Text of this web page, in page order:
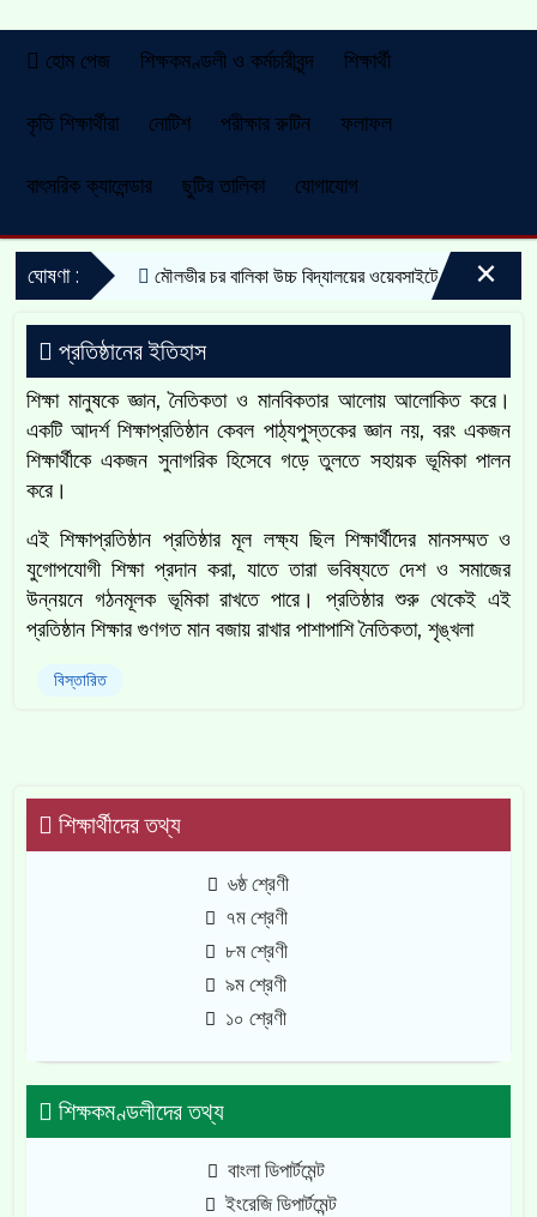
হোম পেজ শিক্ষকমণ্ডলী ও কর্মচারীবৃন্দ শিক্ষার্থী
কৃতি শিক্ষার্থীরা নোটিশ পরীক্ষার রুটিন ফলাফল
বাৎসরিক ক্যালেন্ডার ছুটির তালিকা যোগাযোগ
ঘোষণা : মৌলভীর চর বালিকা উচ্চ বিদ্যালয়ের ওয়েবসাইটে আপনাকে×
প্রতিষ্ঠানের ইতিহাস
শিক্ষা মানুষকে জ্ঞান, নৈতিকতা ও মানবিকতার আলোয় আলোকিত করে।
একটি আদর্শ শিক্ষাপ্রতিষ্ঠান কেবল পাঠ্যপুস্তকের জ্ঞান নয়, বরং একজন
শিক্ষার্থীকে একজন সুনাগরিক হিসেবে গড়ে তুলতে সহায়ক ভূমিকা পালন
করে।
এই শিক্ষাপ্রতিষ্ঠান প্রতিষ্ঠার মূল লক্ষ্য ছিল শিক্ষার্থীদের মানসম্মত ও
যুগোপযোগী শিক্ষা প্রদান করা, যাতে তারা ভবিষ্যতে দেশ ও সমাজের
উন্নয়নে গঠনমূলক ভূমিকা রাখতে পারে। প্রতিষ্ঠার শুরু থেকেই এই
প্রতিষ্ঠান শিক্ষার গুণগত মান বজায় রাখার পাশাপাশি নৈতিকতা, শৃঙ্খলা
বিস্তারিত
শিক্ষার্থীদের তথ্য
৬ষ্ঠ শ্রেণী
৭ম শ্রেণী
৮ম শ্রেণী
৯ম শ্রেণী
১০ শ্রেণী
শিক্ষকমণ্ডলীদের তথ্য
বাংলা ডিপার্টমেন্ট
ইংরেজি ডিপার্টমেন্ট